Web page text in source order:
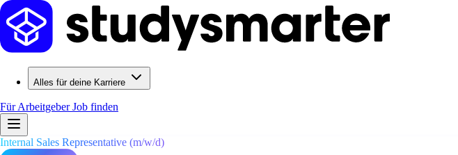
Alles für deine Karriere
Für ArbeitgeberJob finden
Internal Sales Representative (m/w/d)